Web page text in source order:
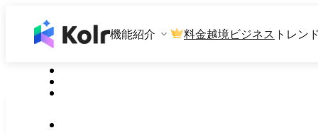
機能紹介 料金越境ビジネス トレン